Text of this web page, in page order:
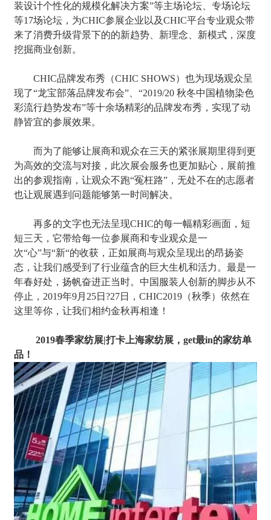
装设计个性化的规模化解决方案”等主场论坛、专场论坛
等17场论坛，为CHIC参展企业以及CHIC平台专业观众带
来了消费升级背景下的的新趋势、新理念、新模式，深度
挖掘商业创新。
CHIC品牌发布秀（CHIC SHOWS）也为现场观众呈
现了“龙宝部落品牌发布会”、“2019/20 秋冬中国植物染色
彩流行趋势发布”等十余场精彩的品牌发布秀，实现了动
静皆宜的参展效果。
而为了能够让展商和观众在三天的紧张展期里得到更
为高效的交流与对接，此次展会服务也更加贴心，展前推
出的参观指南，让观众不跑“冤枉路”，无处不在的志愿者
也让观展遇到问题能够第一时间解决。
再多的文字也无法呈现CHIC的每一幅精彩画面，短
短三天，它带给每一位参展商和专业观众是一
次“心”与“新“的收获，正如展商与观众呈现出的昂扬姿
态，让我们感受到了行业蕴含的巨大生机和活力。最是一
年春好处，扬帆奋进正当时。中国服装人创新的脚步从不
停止，2019年9月25日?27日，CHIC2019（秋季）依然在
这里等你，让我们相约金秋再相逢！
2019春季家纺展|打卡上海家纺展，get最in的家纺单
品！